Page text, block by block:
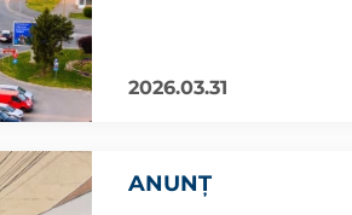
2026.03.31
ANUNȚ